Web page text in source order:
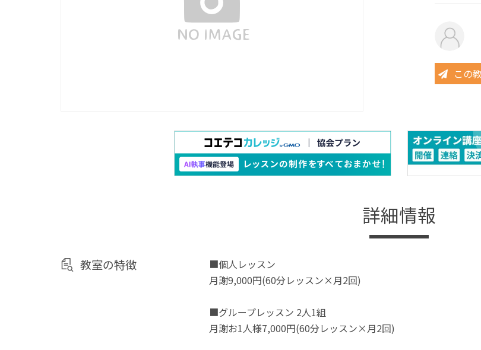
この
詳細情報
教室の特徴
■個人レッスン
月謝9,000円(60分レッスン×月2回)
■グループレッスン 2人1組
月謝お1人様7,000円(60分レッスン×月2回)